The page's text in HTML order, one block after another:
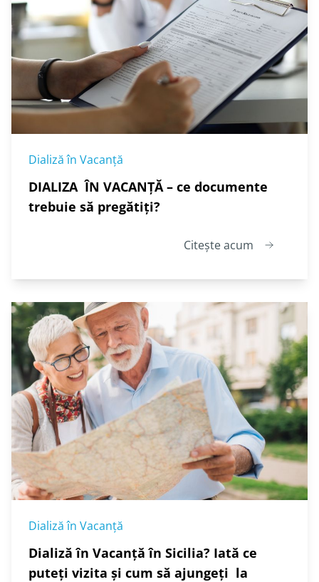
Dializă în Vacanță
DIALIZA ÎN VACANȚĂ – ce documente
trebuie să pregătiți?
Citește acum
Dializă în Vacanță
Dializă în Vacanță în Sicilia? Iată ce
puteți vizita și cum să ajungeți la